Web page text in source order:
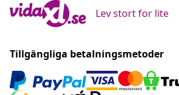
Lev stort for lite
Tillgängliga betalningsmetoder